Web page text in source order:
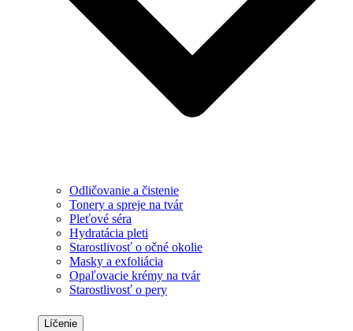
Odličovanie a čistenie
Tonery a spreje na tvár
Pleťové séra
Hydratácia pleti
Starostlivosť o očné okolie
Masky a exfoliácia
Opaľovacie krémy na tvár
Starostlivosť o pery
Líčenie